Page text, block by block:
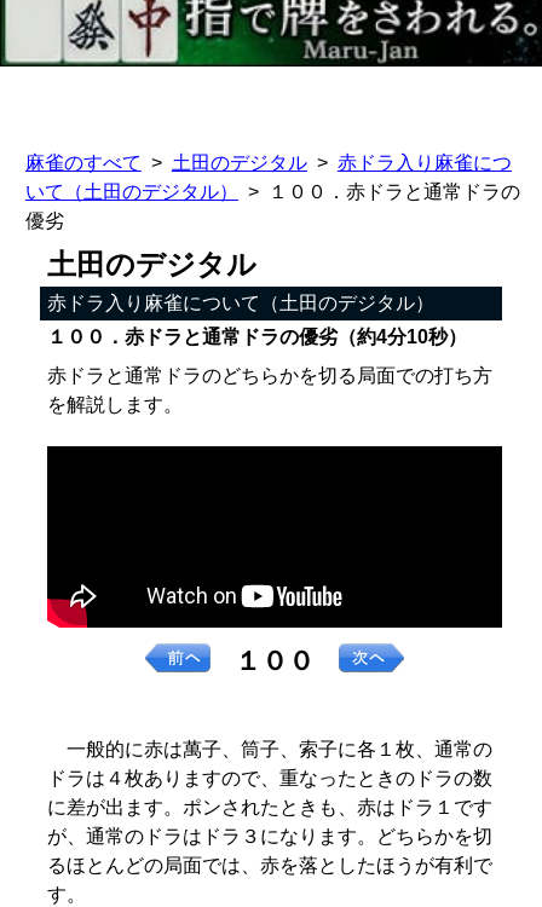
麻雀のすべて 土田のデジタル
赤ドラ入り麻雀につ
いて（土田のデジタル）
１００．赤ドラと通常ドラの
優劣
土田のデジタル
赤ドラ入り麻雀について（土田のデジタル）
１００．赤ドラと通常ドラの優劣（約4分10秒）
赤ドラと通常ドラのどちらかを切る局面での打ち方
を解説します。
１００
一般的に赤は萬子、筒子、索子に各１枚、通常の
ドラは４枚ありますので、重なったときのドラの数
に差が出ます。ポンされたときも、赤はドラ１です
が、通常のドラはドラ３になります。どちらかを切
るほとんどの局面では、赤を落としたほうが有利で
す。